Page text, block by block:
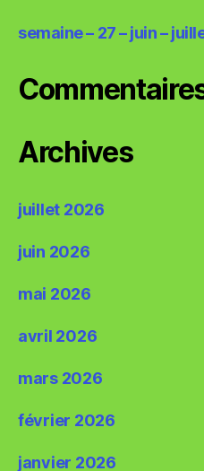
semaine – 27 – juin –
Archives
juillet 2026
juin 2026
mai 2026
avril 2026
mars 2026
février 2026
janvier 2026